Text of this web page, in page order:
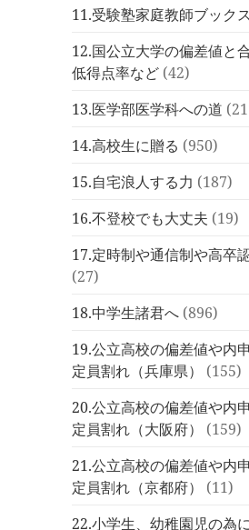
11.受験塾家庭教師ブックス
12.国公立大学の偏差値と
低得点率など (42)
13.医学部医学科への道
14.高校生に贈る (950)
15.自宅浪人する力 (187)
16.不登校でも大丈夫 (19)
17.定時制や通信制や高卒
(27)
18.中学生諸君へ (896)
19.公立高校の偏差値や内
定員割れ（兵庫県）
(155)
20.公立高校の偏差値や内
定員割れ（大阪府）
(159)
21.公立高校の偏差値や内
定員割れ（京都府）
(11)
22.小学生、幼稚園児の為